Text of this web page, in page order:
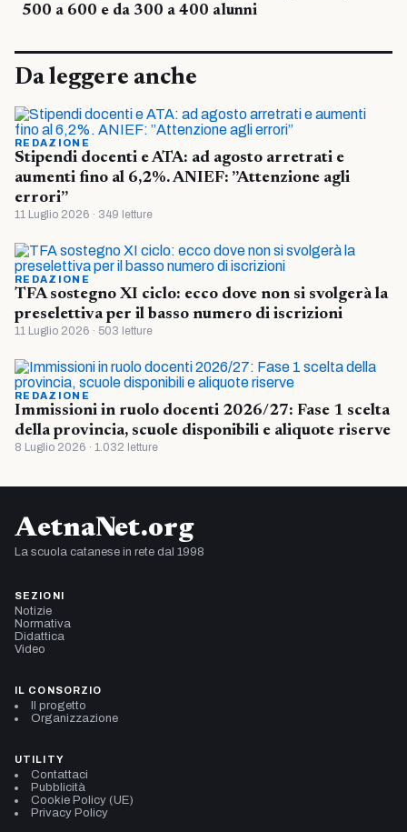
500 a 600 e da 300 a 400 alunni
Da leggere anche
REDAZIONE
Stipendi docenti e ATA: ad agosto arretrati e
aumenti fino al 6,2%. ANIEF: ”Attenzione agli
errori”
11 Luglio 2026 · 349 letture
REDAZIONE
TFA sostegno XI ciclo: ecco dove non si svolgerà la
preselettiva per il basso numero di iscrizioni
11 Luglio 2026 · 503 letture
REDAZIONE
Immissioni in ruolo docenti 2026/27: Fase 1 scelta
della provincia, scuole disponibili e aliquote riserve
8 Luglio 2026 · 1.032 letture
AetnaNet.org
La scuola catanese in rete dal 1998
SEZIONI
Notizie
Normativa
Didattica
Video
IL CONSORZIO
Il progetto
Organizzazione
UTILITY
Contattaci
Pubblicità
Cookie Policy (UE)
Privacy Policy